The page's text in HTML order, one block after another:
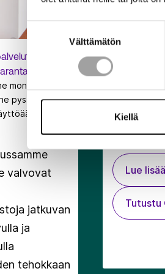
Suostumuksen
valinta
Välttämätön
Kiellä
monipuolisia
pystyvät
valvovat
jatkuvan
ja
tehokkaan
auttamisen
auttamisen
järjestöjä
Hanketta
sijainneissa.
Lue
Tutustu
Auttamisen